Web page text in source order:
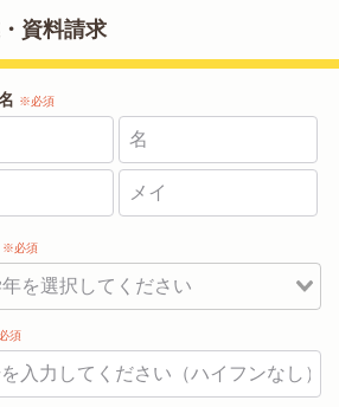
資料請求
※必須
※必須
須